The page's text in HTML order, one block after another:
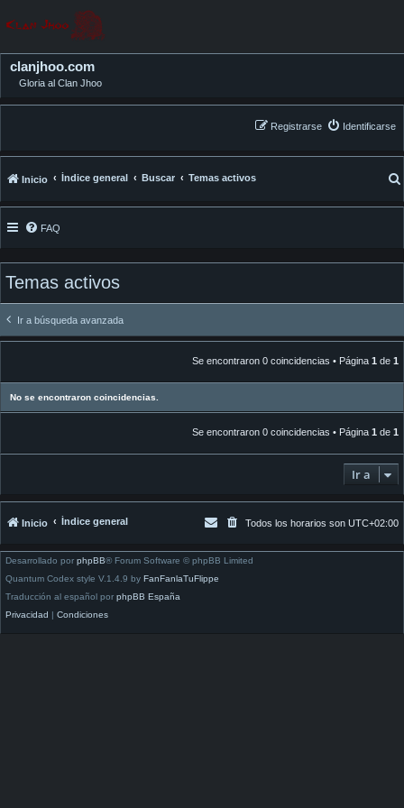
clanjhoo.com
Gloria al Clan Jhoo
Identificarse
Registrarse
Inicio Índice general Buscar Temas activos
FAQ
Temas activos
Ir a búsqueda avanzada
Se encontraron 0 coincidencias • Página 1 de 1
No se encontraron coincidencias.
Se encontraron 0 coincidencias • Página 1 de 1
Ir a
Inicio Índice general Todos los horarios son UTC+02:00
Desarrollado por phpBB® Forum Software © phpBB Limited
Quantum Codex style V.1.4.9 by FanFanlaTuFlippe
Traducción al español por phpBB España
Privacidad
Condiciones